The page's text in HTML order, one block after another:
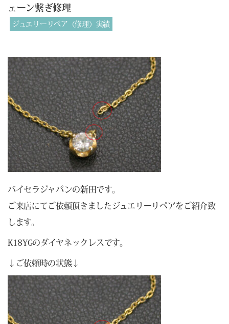
ェーン繋ぎ修理
ジュエリーリペア（修理）実績
バイセラジャパンの新田です。
ご来店にてご依頼頂きましたジュエリーリペアをご紹介致
します。
K18YGのダイヤネックレスです。
↓ご依頼時の状態↓